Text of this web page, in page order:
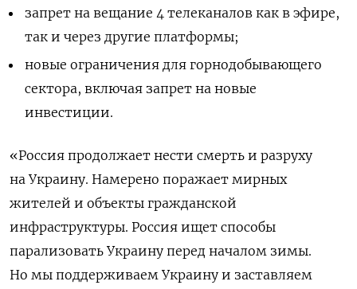
запрет на вещание 4 телеканалов как в эфире,
так и через другие платформы;
новые ограничения для горнодобывающего
сектора, включая запрет на новые
инвестиции.
«Россия продолжает нести смерть и разруху
на Украину. Намерено поражает мирных
жителей и объекты гражданской
инфраструктуры. Россия ищет способы
парализовать Украину перед началом зимы.
Но мы поддерживаем Украину и заставляем